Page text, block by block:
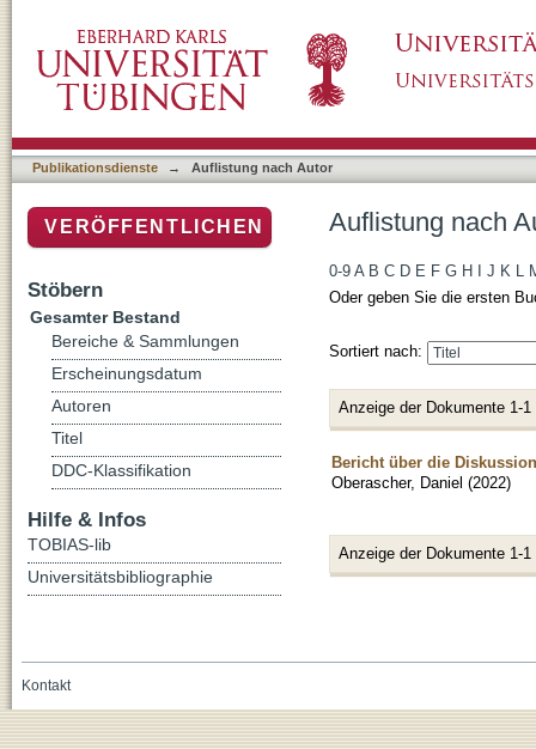
Publikationsdienste → Auflistung nach Autor
Auflistung nach
0-9 A B C D E F G H J K L
Oder geben Sie die ersten
Sortiert nach:
Anzeige der Dokumente 1-1
Bericht über die
Oberascher, Daniel (2022)
Anzeige der Dokumente 1-1
VERÖFFENTLICHEN
Stöbern
Gesamter Bestand
Bereiche & Sammlungen
Erscheinungsdatum
Autoren
Titel
DDC-Klassifikation
Hilfe & Infos
TOBIAS-lib
Universitätsbibliographie
Kontakt